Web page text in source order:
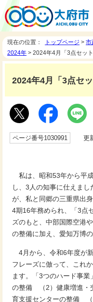
現在の位置： トップページ > 市
2024年 > 2024年4月「3点セット
2024年4月「3点セ
ページ番号1030991 更
私は、昭和53年から平
し、3人の知事に仕えま
が、私と同郷の三重県出
4期16年務められ、「3点
ズのもと、中部国際空港
の整備に加え、愛知万博
4月から、令和6年度が
フレーズに倣って、これ
ます。「3つのハード事
の整備 （2）健康増進・
育支援センターの整備 （